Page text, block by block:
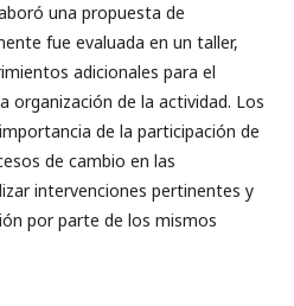
una propuesta de
fue evaluada en un taller,
adicionales para el
organización de la actividad. Los
de la participación de
de cambio en las
intervenciones pertinentes y
por parte de los mismos